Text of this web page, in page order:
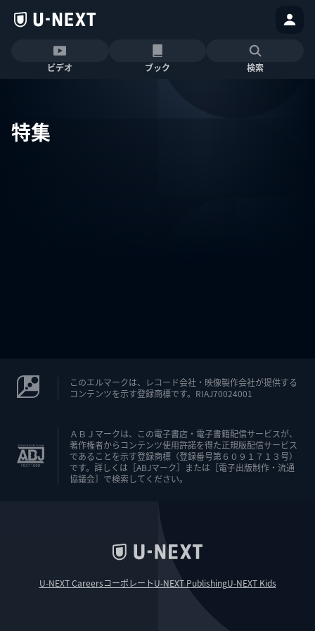
ビデオ ブック 検索
特集
このエルマークは、レコード会社・映像製作会社が提供する
コンテンツを示す登録商標です。RIAJ70024001
ＡＢＪマークは、この電子書店・電子書籍配信サービスが、
著作権者からコンテンツ使用許諾を得た正規版配信サービス
であることを示す登録商標（登録番号第６０９１７１３号）
です。詳しくは［ABJマーク］または［電子出版制作・流通
協議会］で検索してください。
U-NEXT CareersコーポレートU-NEXT PublishingU-NEXT Kids